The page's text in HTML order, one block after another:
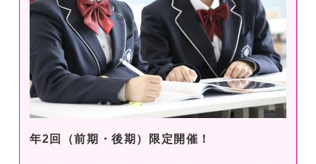
年2回（前期・後期）限定開催！